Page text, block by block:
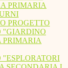
PRIMARIA
PROGETTO
"GIARDINO
PRIMARIA